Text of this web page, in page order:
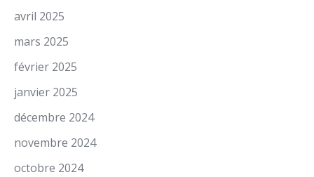
avril 2025
mars 2025
février 2025
janvier 2025
décembre 2024
novembre 2024
octobre 2024